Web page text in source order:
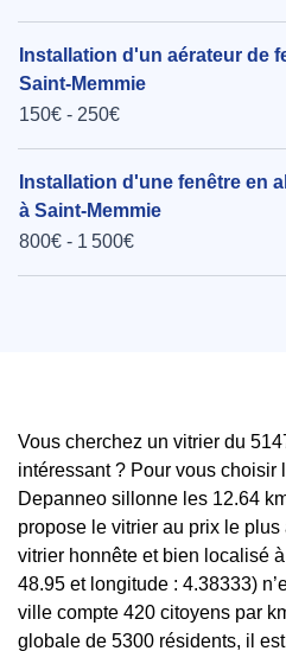
Installation d'un aérateur de
Saint-Memmie
150€ - 250€
Installation d'une fenêtre en
à Saint-Memmie
800€ - 1 500€
Vous cherchez un vitrier du
intéressant ? Pour vous choisir
Depanneo sillonne les 12.64
propose le vitrier au prix le
vitrier honnête et bien localisé
48.95 et longitude : 4.38333)
ville compte 420 citoyens par
globale de 5300 résidents, il